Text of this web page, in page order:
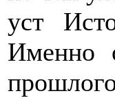
уст
Именно